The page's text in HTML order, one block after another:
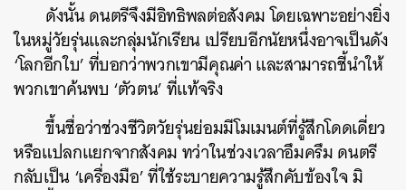
ดังนั้น ดนตรีจึงมีอิทธิพลต่อสังคม โดยเฉพาะอย่างยิ่ง
ในหมู่วัยรุ่นและกลุ่มนักเรียน เปรียบอีกนัยหนึ่งอาจเป็นดัง
‘โลกอีกใบ’ ที่บอกว่าพวกเขามีคุณค่า และสามารถชี้นำให้
พวกเขาค้นพบ ‘ตัวตน’ ที่แท้จริง
ขึ้นชื่อว่าช่วงชีวิตวัยรุ่นย่อมมีโมเมนต์ที่รู้สึกโดดเดี่ยว
หรือแปลกแยกจากสังคม ทว่าในช่วงเวลาอึมครึม ดนตรี
กลับเป็น ‘เครื่องมือ’ ที่ใช้ระบายความรู้สึกคับข้องใจ มิ